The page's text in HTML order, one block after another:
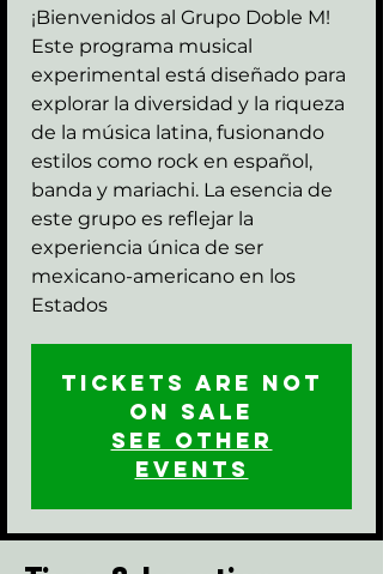
¡Bienvenidos al Grupo Doble M!
Este programa musical
experimental está diseñado para
explorar la diversidad y la riqueza
de la música latina, fusionando
estilos como rock en español,
banda y mariachi. La esencia de
este grupo es reflejar la
experiencia única de ser
mexicano-americano en los
Estados
Tickets are not
on sale
See other
events